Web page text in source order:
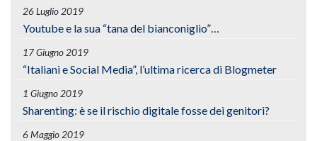
26 Luglio 2019
Youtube e la sua “tana del bianconiglio”…
17 Giugno 2019
“Italiani e Social Media”, l’ultima ricerca di Blogmeter
1 Giugno 2019
Sharenting: è se il rischio digitale fosse dei genitori?
6 Maggio 2019